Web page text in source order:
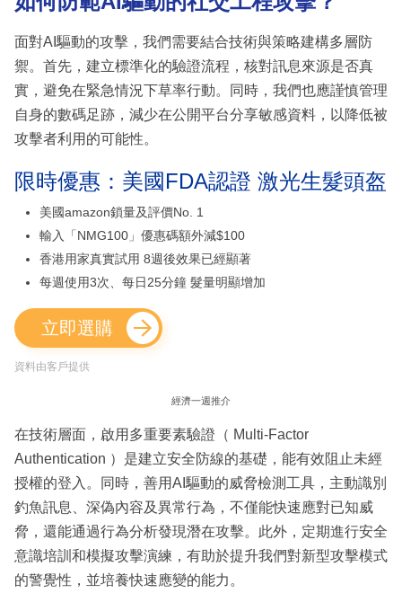
面對AI驅動的攻擊，我們需要結合技術與策略建構多層防
禦。首先，建立標準化的驗證流程，核對訊息來源是否真
實，避免在緊急情況下草率行動。同時，我們也應謹慎管理
自身的數碼足跡，減少在公開平台分享敏感資料，以降低被
攻擊者利用的可能性。
限時優惠：美國FDA認證 激光生髮頭盔
美國amazon鎖量及評價No. 1
輸入「NMG100」優惠碼額外減$100
香港用家真實試用 8週後效果已經顯著
每週使用3次、每日25分鐘 髮量明顯增加
立即選購
資料由客戶提供
經濟一週推介
在技術層面，啟用多重要素驗證（ Multi-Factor
Authentication ）是建立安全防線的基礎，能有效阻止未經
授權的登入。同時，善用AI驅動的威脅檢測工具，主動識別
釣魚訊息、深偽內容及異常行為，不僅能快速應對已知威
脅，還能通過行為分析發現潛在攻擊。此外，定期進行安全
意識培訓和模擬攻擊演練，有助於提升我們對新型攻擊模式
的警覺性，並培養快速應變的能力。